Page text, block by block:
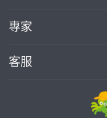
部落格
加入我們
買服務
熱門服務
專家
案件中心
客服